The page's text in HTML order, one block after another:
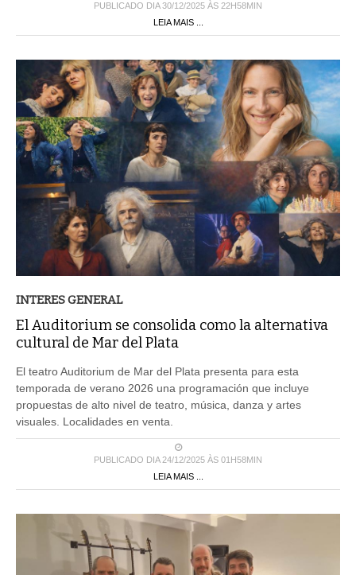
PUBLICADO DIA 30/12/2025 ÀS 22H58MIN
LEIA MAIS ...
INTERES GENERAL
El Auditorium se consolida como la alternativa
cultural de Mar del Plata
El teatro Auditorium de Mar del Plata presenta para esta
temporada de verano 2026 una programación que incluye
propuestas de alto nivel de teatro, música, danza y artes
visuales. Localidades en venta.
PUBLICADO DIA 24/12/2025 ÀS 01H58MIN
LEIA MAIS ...